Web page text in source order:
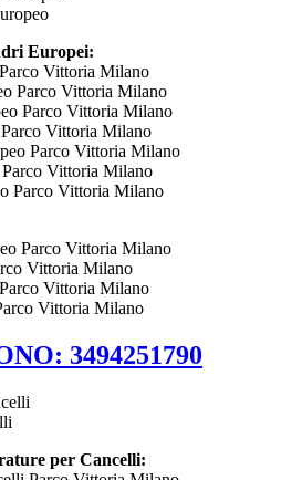
Europei:
Vittoria Milano
Parco Vittoria Milano
Parco Vittoria Milano
Vittoria Milano
Parco Vittoria Milano
Vittoria Milano
Parco Vittoria Milano
Parco Vittoria Milano
Vittoria Milano
Vittoria Milano
Vittoria Milano
3494251790
per Cancelli: